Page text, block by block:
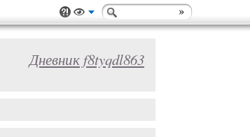
Дневник f8tyqdl863